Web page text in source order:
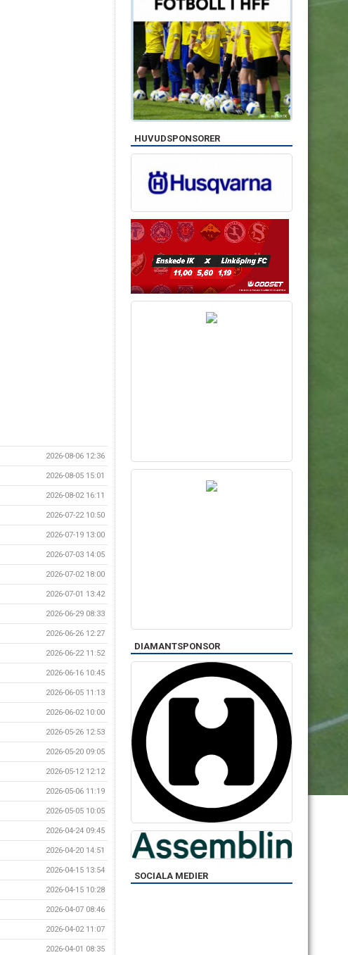
2026-08-06 12:36
2026-08-05 15:01
2026-08-02 16:11
2026-07-22 10:50
2026-07-19 13:00
2026-07-03 14:05
2026-07-02 18:00
2026-07-01 13:42
2026-06-29 08:33
2026-06-26 12:27
2026-06-22 11:52
2026-06-16 10:45
2026-06-05 11:13
2026-06-02 10:00
2026-05-26 12:53
2026-05-20 09:05
2026-05-12 12:12
2026-05-06 11:19
2026-05-05 10:05
2026-04-24 09:45
2026-04-20 14:51
2026-04-15 13:54
2026-04-15 10:28
2026-04-07 08:46
2026-04-02 11:07
2026-04-01 08:35
HUVUDSPONSORER
DIAMANTSPONSOR
SOCIALA MEDIER